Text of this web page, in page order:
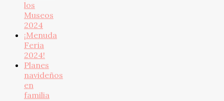
los
Museos
2024
¡Menuda
Feria
2024!
Planes
navideños
en
familia